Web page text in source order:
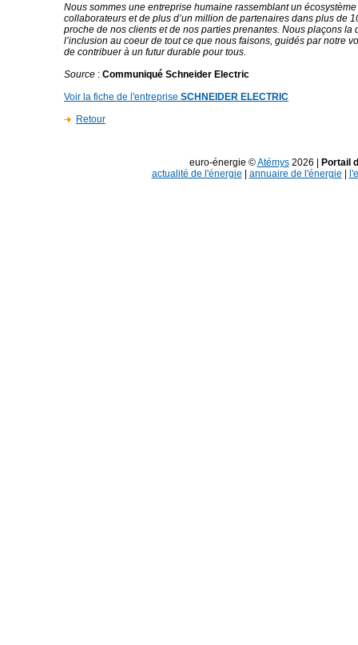
Nous sommes une entreprise humaine rassemblant un
collaborateurs et de plus d’un million de partenaires dans plus de
proche de nos clients et de nos parties prenantes. Nous plaçons la
l’inclusion au coeur de tout ce que nous faisons, guidés par notre
de contribuer à un futur durable pour tous.
Source : Communiqué Schneider Electric
Voir la fiche de l'entreprise SCHNEIDER ELECTRIC
Retour
euro-énergie ©Atémys2026 |
Portail
actualité de l'énergie
annuaire de l'énergie